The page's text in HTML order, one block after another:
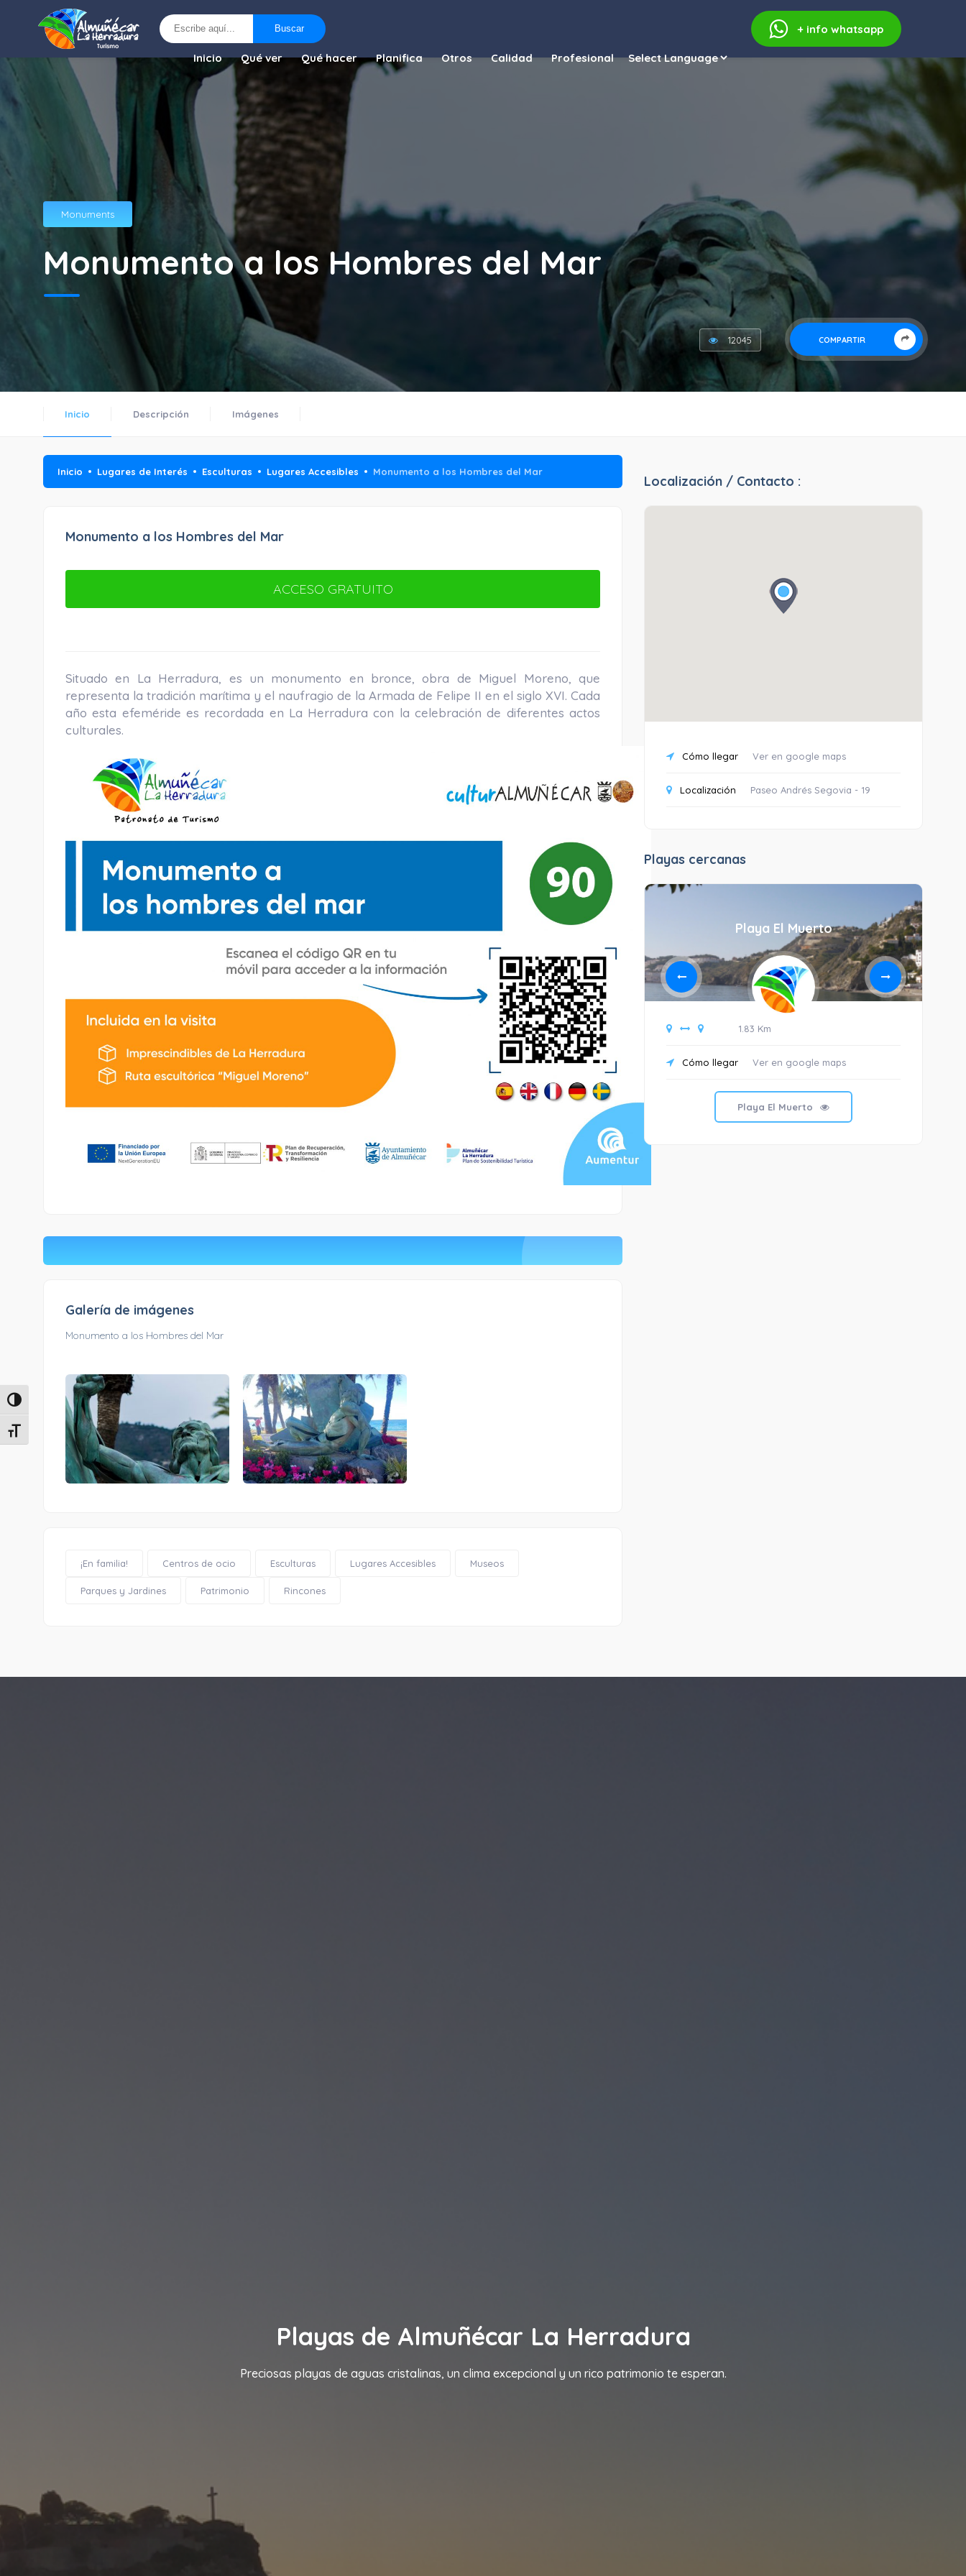
Alternar alto contraste
Alternar tamaño de letra
Buscar + info whatsapp
Inicio Qué ver Qué hacer Planifica Otros Calidad Profesional
Monuments
Monumento a los Hombres del Mar
COMPARTIR
12045
Inicio Descripción Imágenes
Inicio Lugares de Interés Esculturas Lugares Accesibles Monumento a los Hombres del Mar
Monumento a los Hombres del Mar
ACCESO GRATUITO
Situado en La Herradura, es un monumento en bronce, obra de Miguel Moreno, que
representa la tradición marítima y el naufragio de la Armada de Felipe II en el siglo XVI. Cada
año esta efeméride es recordada en La Herradura con la celebración de diferentes actos
culturales.
Galería de imágenes
Monumento a los Hombres del Mar
¡En familia! Centros de ocio Esculturas Lugares Accesibles Museos
Parques y Jardines Patrimonio Rincones
Localización / Contacto :
Cómo llegar Ver en google maps
Localización Paseo Andrés Segovia - 19
Playas cercanas
Playa La Herradura
Ver en google maps
Playa El Muerto
1.83 Km
Cómo llegar Ver en google maps
Playa El Muerto
Playas de Almuñécar La Herradura
Preciosas playas de aguas cristalinas, un clima excepcional y un rico patrimonio te esperan.